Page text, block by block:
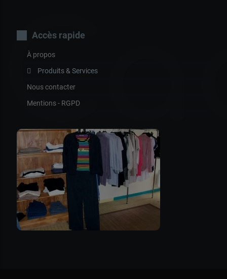
Accès rapide
À propos
Produits & Services
Nous contacter
Mentions - RGPD